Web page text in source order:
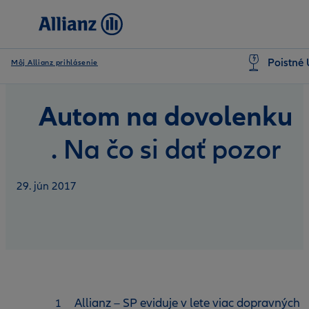
Môj Allianz prihlásenie Poistné
Autom na dovolenku
. Na čo si dať pozor
29. jún 2017
Allianz – SP eviduje v lete viac dopravných